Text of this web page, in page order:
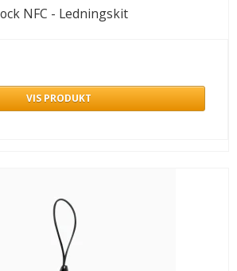
NFC - Ledningskit
VIS PRODUKT